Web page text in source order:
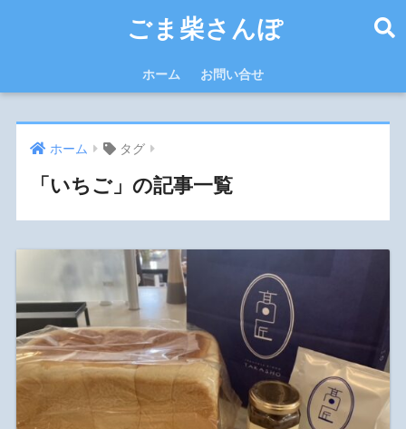
ごま柴さんぽ
ホーム お問い合せ
ホーム タグ
「いちご」の記事一覧